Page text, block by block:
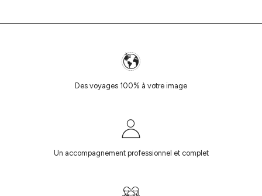
Des voyages 100% à votre image
Un accompagnement professionnel et complet